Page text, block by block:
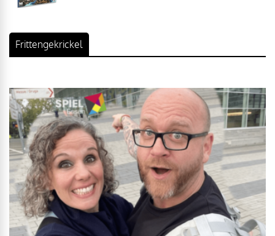
Frittengekrickel